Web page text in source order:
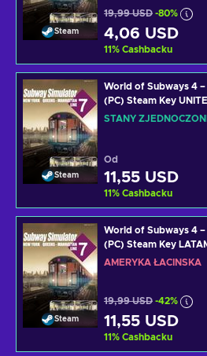
Steam
19,99 USD -80%
4,06 USD
11% Cashbacku
Steam
World of Subways 4 –
(PC) Steam Key
STANY
Od
11,55 USD
11% Cashbacku
Steam
World of Subways 4 –
(PC) Steam Key
AMERYKA ŁACIŃSKA
19,99 USD -42%
11,55 USD
11% Cashbacku